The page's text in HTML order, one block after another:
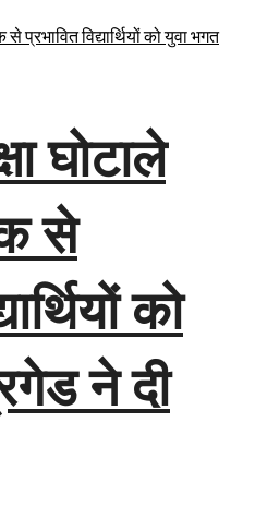
घोटाले
से
को
ने दी